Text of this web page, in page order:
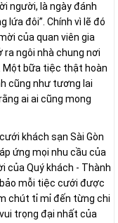
người, là ngày đánh
lứa đôi”. Chính vì lẽ đó
của quan viên gia
ngôi nhà chung nơi
Một bữa tiệc thật hoàn
cũng như tương lai
ai ai cũng mong
khách sạn Sài Gòn
ứng mọi nhu cầu của
của Quý khách - Thành
mỗi tiệc cưới được
chút tỉ mỉ đến từng chi
trọng đại nhất của